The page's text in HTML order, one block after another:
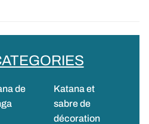
de
Katana et
sabre de
décoration